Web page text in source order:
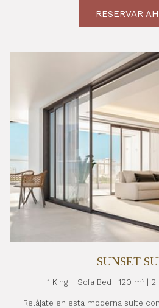
RESERVAR
SUNSET
1 King + Sofa Bed | 120 m² |
Relájate en esta moderna suite